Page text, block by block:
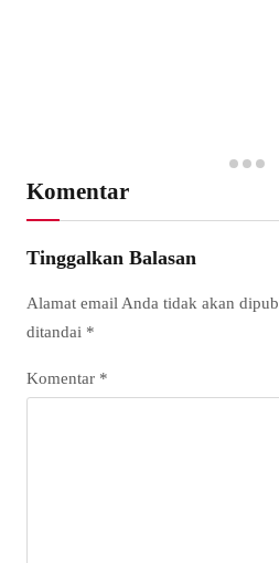
Komentar
Tinggalkan Balasan
Alamat email Anda tidak akan
ditandai *
Komentar *